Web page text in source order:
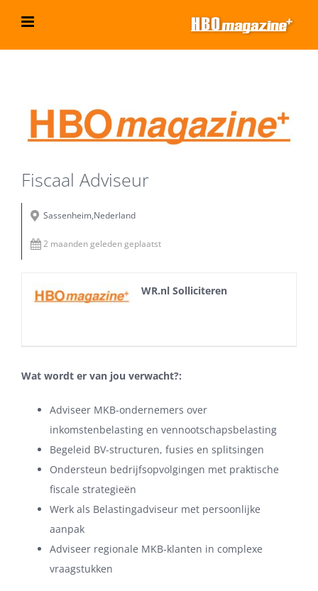
inhoud
grotere
afbeelding
Fiscaal Adviseur
Sassenheim,Nederland
2 maanden geleden geplaatst
WR.nl Solliciteren
Wat wordt er van jou verwacht?:
Adviseer MKB-ondernemers over
inkomstenbelasting en vennootschapsbelasting
Begeleid BV-structuren, fusies en splitsingen
Ondersteun bedrijfsopvolgingen met praktische
fiscale strategieën
Werk als Belastingadviseur met persoonlijke
aanpak
Adviseer regionale MKB-klanten in complexe
vraagstukken